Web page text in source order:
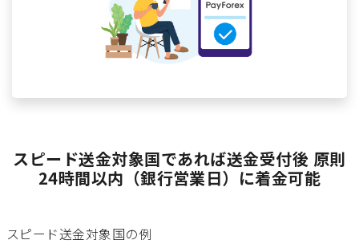
スピード送金対象国であれば送金受付後 原則
24時間以内（銀行営業日）に着金可能
スピード送金対象国の例